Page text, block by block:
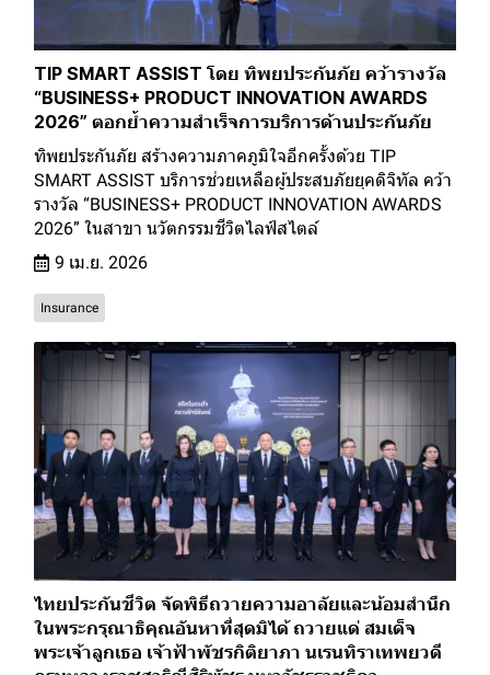
TIP SMART ASSIST โดย ทิพยประกันภัย คว้ารางวัล
“BUSINESS+ PRODUCT INNOVATION AWARDS
2026” ตอกย้ำความสำเร็จการบริการด้านประกันภัย
ทิพยประกันภัย สร้างความภาคภูมิใจอีกครั้งด้วย TIP
SMART ASSIST บริการช่วยเหลือผู้ประสบภัยยุคดิจิทัล คว้า
รางวัล “BUSINESS+ PRODUCT INNOVATION AWARDS
2026” ในสาขา นวัตกรรมชีวิตไลฟ์สไตล์
9 เม.ย. 2026
Insurance
ไทยประกันชีวิต จัดพิธีถวายความอาลัยและน้อมสำนึก
ในพระกรุณาธิคุณอันหาที่สุดมิได้ ถวายแด่ สมเด็จ
พระเจ้าลูกเธอ เจ้าฟ้าพัชรกิติยาภา นเรนทิราเทพยวดี